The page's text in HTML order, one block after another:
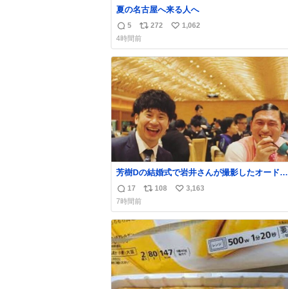
夏の名古屋へ来る人へ
返
信
数
5
リ
ポ
ス
ト
数
272
い
ね
数
1,062
4時間前
芳樹Dの結婚式で岩井さんが撮影したオードリ
ーの写真が本当好きなのよね。確か3枚目はも
うすでに出来上がっている春日さんがウェイ
ターにハイボールを懇願している所じゃなか
ったかな
返
信
数
17
リ
ス
ト
108
い
ね
数
3,163
7時間前